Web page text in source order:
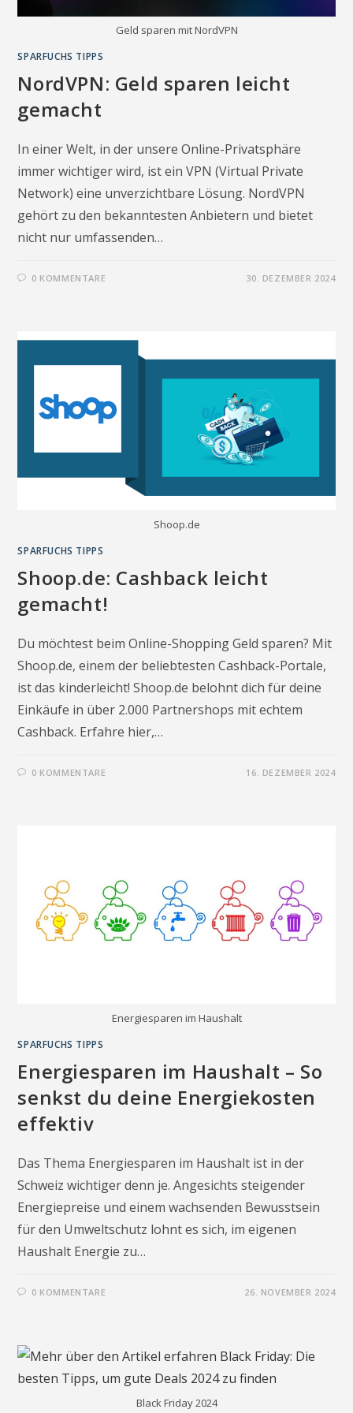
Geld sparen mit NordVPN
SPARFUCHS TIPPS
NordVPN: Geld sparen leicht
gemacht
In einer Welt, in der unsere Online-Privatsphäre
immer wichtiger wird, ist ein VPN (Virtual Private
Network) eine unverzichtbare Lösung. NordVPN
gehört zu den bekanntesten Anbietern und bietet
nicht nur umfassenden…
0 KOMMENTARE 30. DEZEMBER 2024
Shoop.de
SPARFUCHS TIPPS
Shoop.de: Cashback leicht
gemacht!
Du möchtest beim Online-Shopping Geld sparen? Mit
Shoop.de, einem der beliebtesten Cashback-Portale,
ist das kinderleicht! Shoop.de belohnt dich für deine
Einkäufe in über 2.000 Partnershops mit echtem
Cashback. Erfahre hier,…
0 KOMMENTARE 16. DEZEMBER 2024
Energiesparen im Haushalt
SPARFUCHS TIPPS
Energiesparen im Haushalt – So
senkst du deine Energiekosten
effektiv
Das Thema Energiesparen im Haushalt ist in der
Schweiz wichtiger denn je. Angesichts steigender
Energiepreise und einem wachsenden Bewusstsein
für den Umweltschutz lohnt es sich, im eigenen
Haushalt Energie zu…
0 KOMMENTARE 26. NOVEMBER 2024
Black Friday 2024